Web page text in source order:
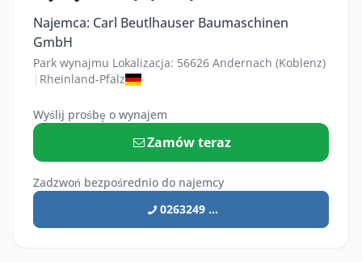
Najemca: Carl Beutlhauser Baumaschinen
GmbH
Park wynajmu Lokalizacja: 56626 Andernach (Koblenz)
| Rheinland-Pfalz
Wyślij prośbę o wynajem
Zamów teraz
Zadzwoń bezpośrednio do najemcy
0263249 ...